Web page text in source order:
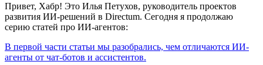
Привет, Хабр! Это Илья Петухов, руководитель проектов
развития ИИ-решений в Directum. Сегодня я продолжаю
серию статей про ИИ-агентов:
В первой части статьи мы разобрались, чем отличаются ИИ-
агенты от чат-ботов и ассистентов.